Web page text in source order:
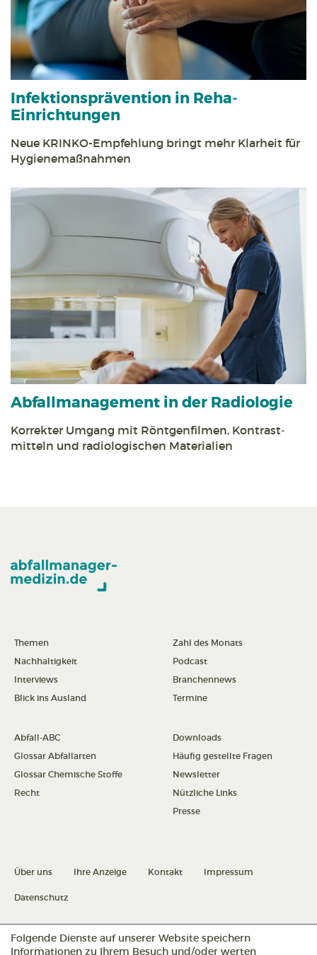
Infektions­prävention in Reha­
Einrichtungen
Neue KRINKO-Empfehlung bringt mehr Klarheit für
Hygiene­maßnahmen
Abfall­management in der Radiologie
Korrekter Umgang mit Röntgen­filmen, Kontrast­
mitteln und radiologischen Materialien
Themen
Nachhaltigkeit
Interviews
Blick ins Ausland
Zahl des Monats
Podcast
Branchennews
Termine
Abfall-ABC
Glossar Abfallarten
Glossar Chemische Stoffe
Recht
Downloads
Häufig gestellte Fragen
Newsletter
Nützliche Links
Presse
Über uns Ihre Anzeige Kontakt Impressum
Datenschutz
Datenschutz konfigurieren
Folgende Dienste auf unserer Website speichern
Informationen zu Ihrem Besuch und/oder werten